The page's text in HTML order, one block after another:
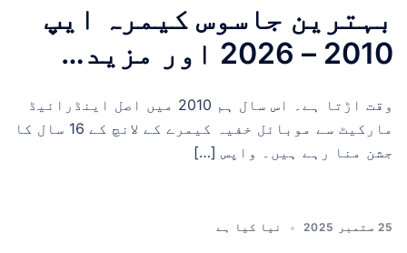
بہترین جاسوس کیمرہ ایپ
2010 – 2026 اور مزید…
وقت اڑتا ہے۔ اس سال ہم 2010 میں اصل اینڈرائیڈ
مارکیٹ سے موبائل خفیہ کیمرے کے لانچ کے 16 سال کا
جشن منا رہے ہیں۔ واپس […]
25 ستمبر 2025 نیا کیا ہے